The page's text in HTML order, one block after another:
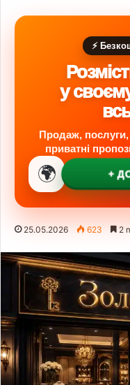
⚡
у
Продаж, послуги,
приватні
🌍 +
25.05.2026 623 2